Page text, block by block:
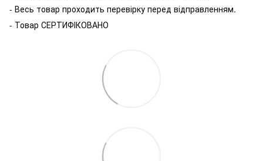
- Весь товар проходить перевірку перед відправленням.
- Товар СЕРТИФІКОВАНО